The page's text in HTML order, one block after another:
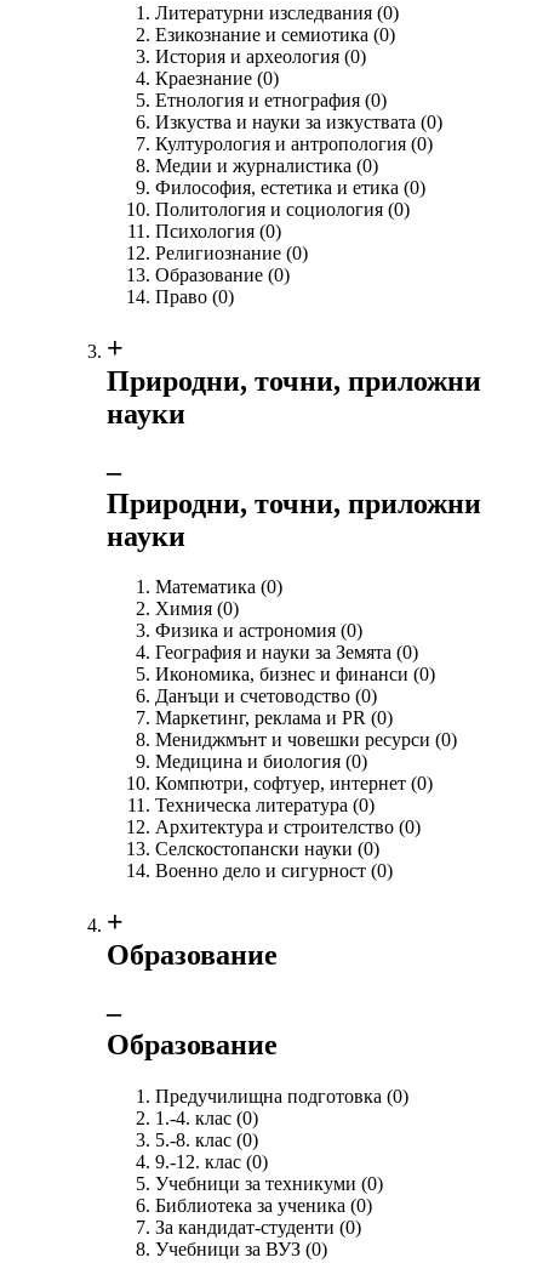
Литературни изследвания (0)
Езикознание и семиотика (0)
История и археология (0)
Краезнание (0)
Етнология и етнография (0)
Изкуства и науки за изкуствата (0)
Културология и антропология (0)
Медии и журналистика (0)
Философия, естетика и етика (0)
Политология и социология (0)
Психология (0)
Религиознание (0)
Образование (0)
Право (0)
+
Природни, точни, приложни
науки
‒
Природни, точни, приложни
науки
Математика (0)
Химия (0)
Физика и астрономия (0)
География и науки за Земята (0)
Икономика, бизнес и финанси (0)
Данъци и счетоводство (0)
Маркетинг, реклама и PR (0)
Мениджмънт и човешки ресурси (0)
Медицина и биология (0)
Компютри, софтуер, интернет (0)
Техническа литература (0)
Архитектура и строителство (0)
Селскостопански науки (0)
Военно дело и сигурност (0)
+
Образование
‒
Образование
Предучилищна подготовка (0)
1.-4. клас (0)
5.-8. клас (0)
9.-12. клас (0)
Учебници за техникуми (0)
Библиотека за ученика (0)
За кандидат-студенти (0)
Учебници за ВУЗ (0)